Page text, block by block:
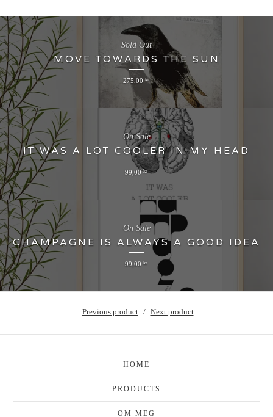
MOVE TOWARDS THE SUN
275,00kr
Sold Out
IT WAS A LOT COOLER IN MY HEAD
99,00kr
On Sale
CHAMPAGNE IS ALWAYS A GOOD IDEA
99,00 kr
On Sale
Previous product Next product
HOME
PRODUCTS
OM MEG